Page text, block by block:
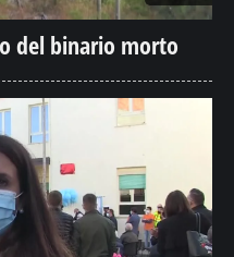
del binario morto